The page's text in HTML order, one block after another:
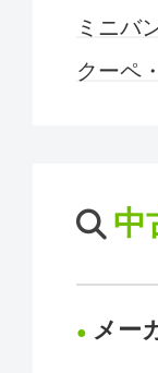
ミニバ
クーペ
中
メー